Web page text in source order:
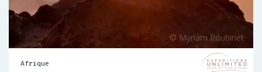
Afrique